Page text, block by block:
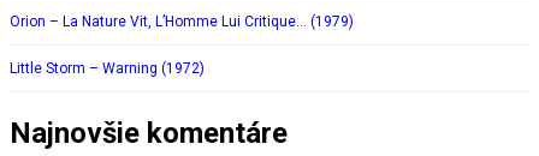
Orion – La Nature Vit, L’Homme Lui Critique… (1979)
Little Storm – Warning (1972)
Najnovšie komentáre